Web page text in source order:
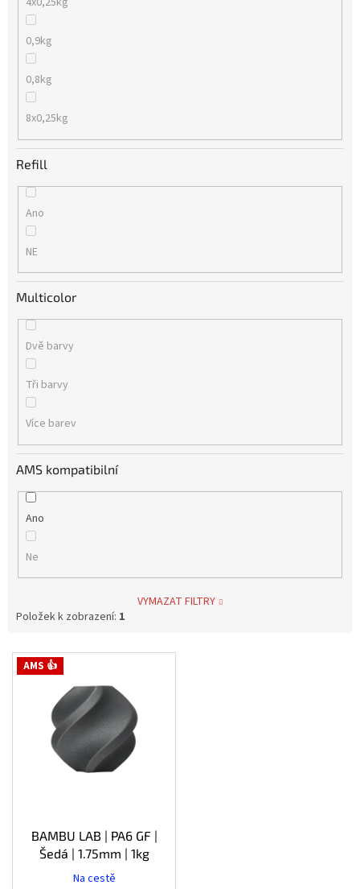
0,9kg
0,8kg
8x0,25kg
Refill
Ano
NE
Multicolor
Dvě barvy
Tři barvy
Více barev
AMS kompatibilní
Ano
Ne
VYMAZAT FILTRY
Položek k zobrazení: 1
V AMS 👍
BAMBU LAB | PA6 GF |
Šedá | 1.75mm | 1kg
Na cestě